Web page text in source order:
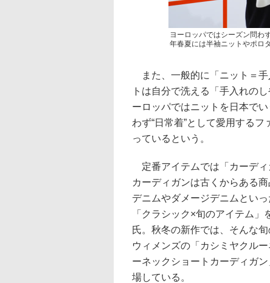
ヨーロッパではシーズン問わ
年春夏には半袖ニットやポロ
また、一般的に「ニット＝手
トは自分で洗える「手入れの
ーロッパではニットを日本で
わず“日常着”として愛用する
っているという。
定番アイテムでは「カーディ
カーディガンは古くからある
デニムやダメージデニムとい
「クラシック×旬のアイテム
氏。秋冬の新作では、そんな
ウィメンズの「カシミヤクル
ーネックショートカーディガ
場している。